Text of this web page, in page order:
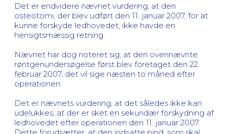
Det er endvidere nævnet vurdering, at den
osteotomi, der blev udført den 11. januar 2007, for at
kunne forskyde ledhovedet, ikke havde en
hensigtsmæssig retning.
Nævnet har dog noteret sig, at den ovennævnte
røntgenundersøgelse først blev foretaget den 22.
februar 2007, det vil sige næsten to måned efter
operationen.
Det er nævnets vurdering, at det således ikke kan
udelukkes, at der er sket en sekundær forskydning af
ledhovedet efter operationen den 11. januar 2007.
Dette forudsætter, at den indsatte pind, som skal